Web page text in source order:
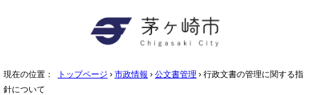
現在の位置： トップページ › 市政情報 › 公文書管理 › 行政文書の管理に関する指
針について